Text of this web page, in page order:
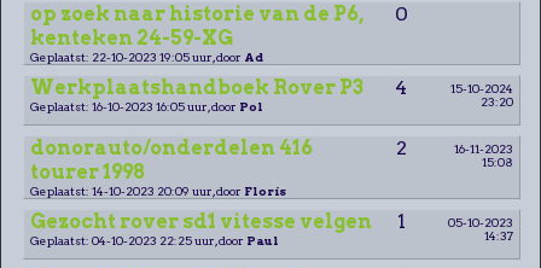
op zoek naar historie van de P6,
kenteken 24-59-XG
0
Geplaatst: 22-10-2023 19:05 uur, door Ad
Werkplaatshandboek Rover P3 4
15-10-2024
23:20
Geplaatst: 16-10-2023 16:05 uur, door Pol
donorauto/onderdelen 416
tourer 1998
2
16-11-2023
15:08
Geplaatst: 14-10-2023 20:09 uur, door Floris
Gezocht rover sd1 vitesse velgen 1
05-10-2023
14:37
Geplaatst: 04-10-2023 22:25 uur, door Paul